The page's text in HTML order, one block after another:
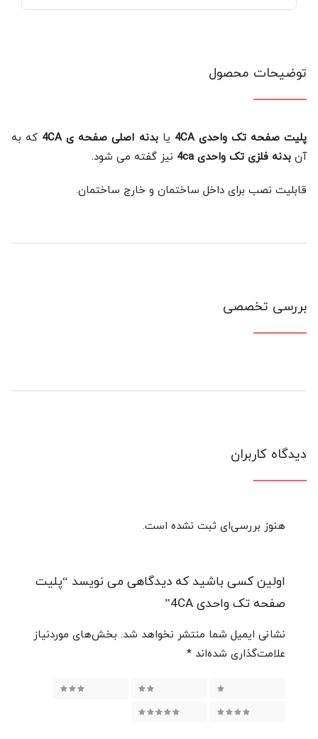
توضیحات محصول
پلیت صفحه تک واحدی 4CA یا بدنه اصلی صفحه ی 4CA
که به
آنبدنه فلزی تک واحدی 4ca نیز گفته می شود.
قابلیت نصب برای داخل ساختمان و خارج ساختمان.
بررسی تخصصی
دیدگاه کاربران
هنوز بررسی‌ای ثبت نشده است.
اولین کسی باشید که دیدگاهی می نویسد “پلیت
صفحه تک واحدی 4CA”
نشانی ایمیل شما منتشر نخواهد شد. بخش‌های موردنیاز
علامت‌گذاری شده‌اند *